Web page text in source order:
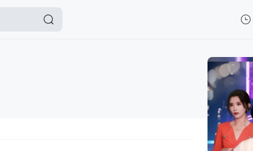
暂无观看影片的记录